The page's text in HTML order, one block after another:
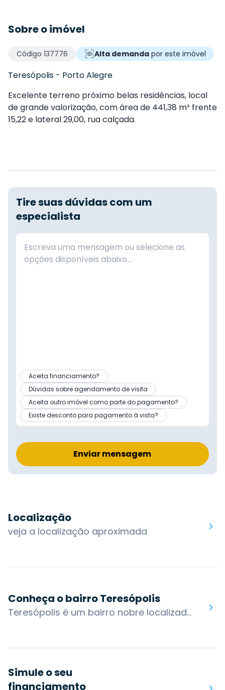
Sobre o imóvel
Código 137776 Alta demanda por este imóvel
Teresópolis - Porto Alegre
Excelente terreno próximo belas residências, local
de grande valorização, com área de 441,38 m² frente
15,22 e lateral 29,00, rua calçada.
Tire suas dúvidas com um
especialista
Aceita financiamento?
Dúvidas sobre agendamento de visita
Aceita outro imóvel como parte do pagamento?
Existe desconto para pagamento à vista?
Enviar mensagem
Localização
veja a localização aproximada
Conheça o bairro Teresópolis
Teresópolis é um bairro nobre localizado na zona sul de Porto Alegre, também considerado um dos distritos mais tradicionais da capital gaúcha. De construções modernas a atmosferas rurais, é considerado um bairro bastante movimentado, contando ainda com inúmeras praças e restaurantes, principalmente com temática italiana.Muitas outras instituições do Teresópolis merecem destaque, como o Hospital Espírita de Porto Alegre, o Teresópolis Tênis Clube e a Sociedade Beneficente Nossa Senhora da Saúde de Teresópolis, por exemplo.O bairro possui acesso por algumas das principais vias da cidade: Av. Teresópolis, Rua Ortanotrófio, Rua. Dawid Josef Kapel e Av. Nonoai. Os bairros nos arredores são: Nonoai, Vila Nova, Santa Tereza, Medianeira, Cascata e Glória.Você encontra no bairro Teresópolis: Morro da Apamecor, Teresópolis Tênis Clube, Confeitaria Teresópolis, Mirante Comendador José Júlio, UniRitter, Hub da Saúde Teresópolis, Praça Guia Lopes.
Simule o seu
financiamento